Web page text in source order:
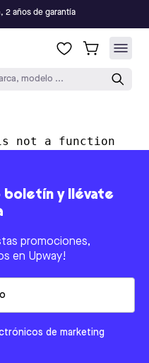
2 años de garantía
modelo ...
not a function
boletín y llévate
promociones,
en Upway!
de marketing